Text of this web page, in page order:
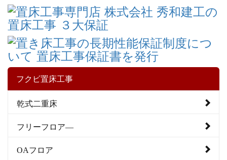
フクビ置床工事
乾式二重床
フリーフロア―
OAフロア